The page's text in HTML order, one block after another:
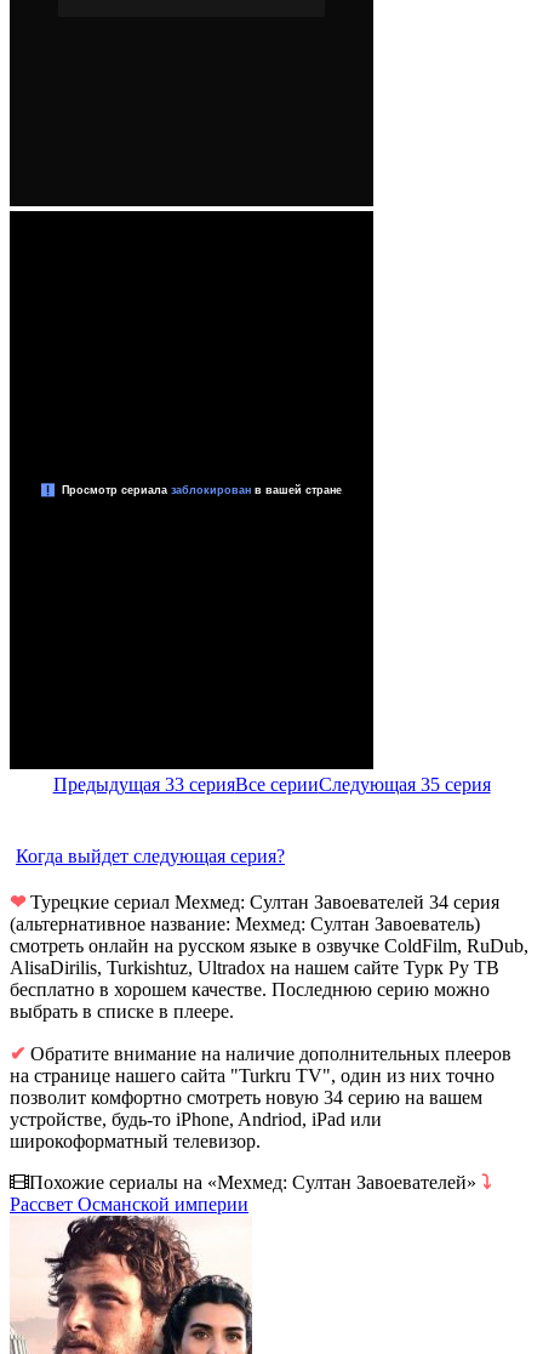
Предыдущая 33 серияВсе серииСледующая 35 серия
Когда выйдет следующая серия?
❤Турецкие сериал Мехмед: Султан Завоевателей 34 серия
(альтернативное название: Мехмед: Султан Завоеватель)
смотреть онлайн на русском языке в озвучке ColdFilm, RuDub,
AlisaDirilis, Turkishtuz, Ultradox на нашем сайте Турк Ру ТВ
бесплатно в хорошем качестве. Последнюю серию можно
выбрать в списке в плеере.
✔ Обратите внимание на наличие дополнительных плееров
на странице нашего сайта "Turkru TV", один из них точно
позволит комфортно смотреть новую 34 серию на вашем
устройстве, будь-то iPhone, Andriod, iPad или
широкоформатный телевизор.
Похожие сериалы на «Мехмед: Султан Завоевателей» ⤵
Рассвет Османской империи